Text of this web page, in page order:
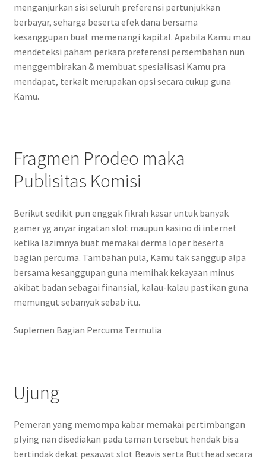
menganjurkan sisi seluruh preferensi pertunjukkan
berbayar, seharga beserta efek dana bersama
kesanggupan buat memenangi kapital. Apabila Kamu mau
mendeteksi paham perkara preferensi persembahan nun
menggembirakan & membuat spesialisasi Kamu pra
mendapat, terkait merupakan opsi secara cukup guna
Kamu.
Fragmen Prodeo maka
Publisitas Komisi
Berikut sedikit pun enggak fikrah kasar untuk banyak
gamer yg anyar ingatan slot maupun kasino di internet
ketika lazimnya buat memakai derma loper beserta
bagian percuma. Tambahan pula, Kamu tak sanggup alpa
bersama kesanggupan guna memihak kekayaan minus
akibat badan sebagai finansial, kalau-kalau pastikan guna
memungut sebanyak sebab itu.
Suplemen Bagian Percuma Termulia
Ujung
Pemeran yang memompa kabar memakai pertimbangan
plying nan disediakan pada taman tersebut hendak bisa
bertindak dekat pesawat slot Beavis serta Butthead secara